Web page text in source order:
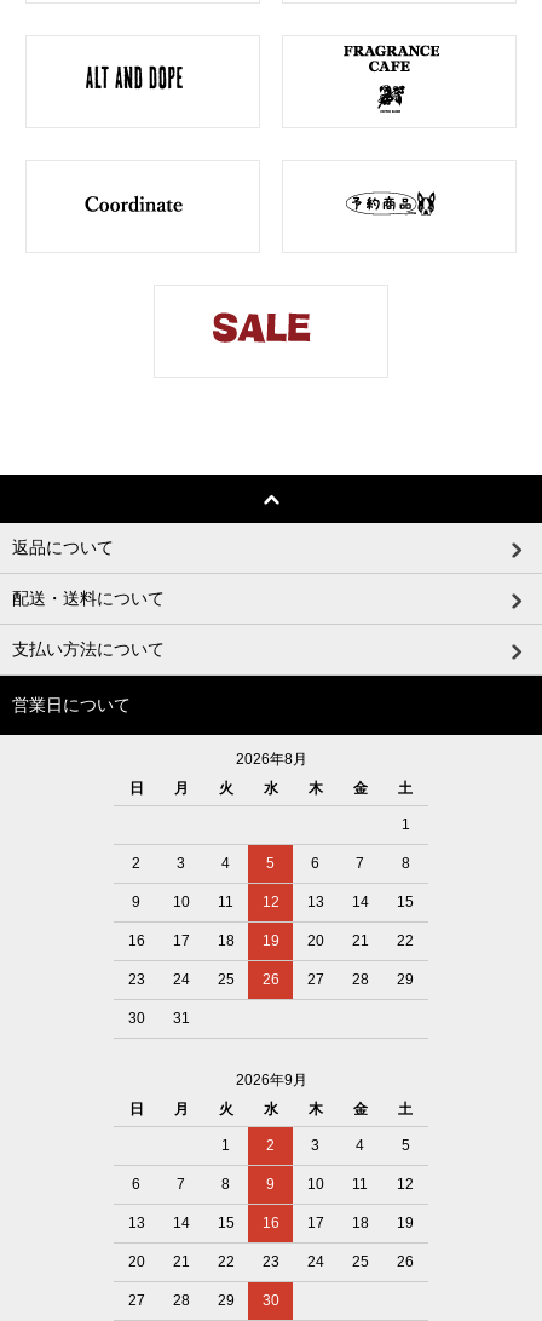
返品について
配送・送料について
支払い方法について
営業日について
2026年8月
日
月 火 水 木 金 土
1
2 3 4 5 6 7 8
9 10 11 12 13 14 15
16 17 18 19 20 21 22
23 24 25 26 27 28 29
30 31
2026年9月
日
月 火 水 木 金 土
1 2 3 4 5
6 7 8 9 10 11 12
13 14 15 16 17 18 19
20 21 22 23 24 25 26
27 28 29 30